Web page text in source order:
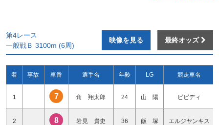
第4レース
一般戦Ｂ 3100m (6周)
映像を見る 最終オッズ
着 事故 車番 選手名 年齢 LG 競走車名
1 7 角 翔太郎 24 山 陽 ビビディ
2 8 岩見 貴史 36 飯 塚 エルジヤンキス